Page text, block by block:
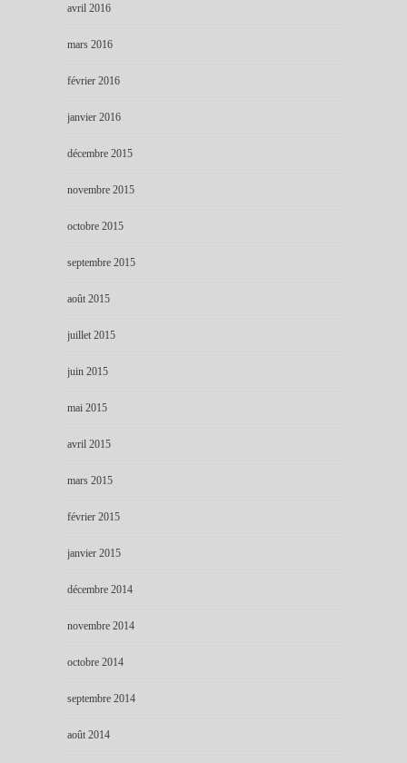
avril 2016
mars 2016
février 2016
janvier 2016
décembre 2015
novembre 2015
octobre 2015
septembre 2015
août 2015
juillet 2015
juin 2015
mai 2015
avril 2015
mars 2015
février 2015
janvier 2015
décembre 2014
novembre 2014
octobre 2014
septembre 2014
août 2014